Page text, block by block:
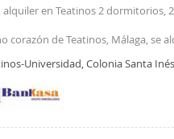
alquiler en Teatinos 2 dormitorios,
corazón de Teatinos, Málaga, se
en una de las zonas más
se distribuye en una sola
completos
Universidad, Colonia Santa